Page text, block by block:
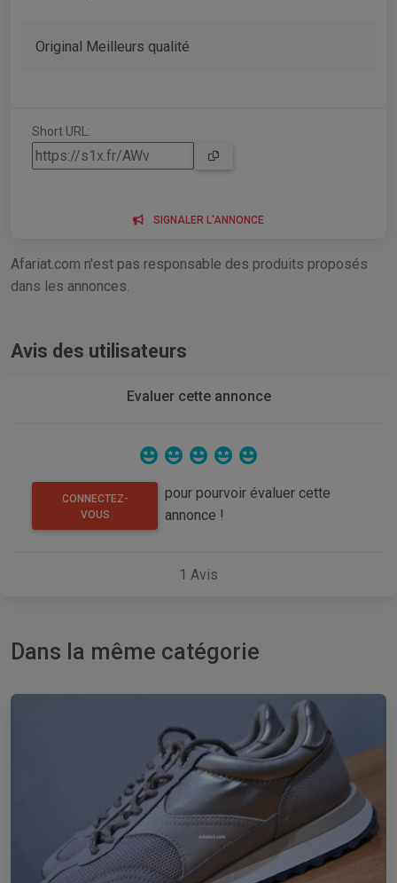
Original Meilleurs qualité
Short URL:
SIGNALER L'ANNONCE
Afariat.com n'est pas responsable des produits proposés
dans les annonces.
Avis des utilisateurs
Evaluer cette annonce
CONNECTEZ-
VOUS
pour pourvoir évaluer cette
annonce !
1 Avis
Dans la même catégorie